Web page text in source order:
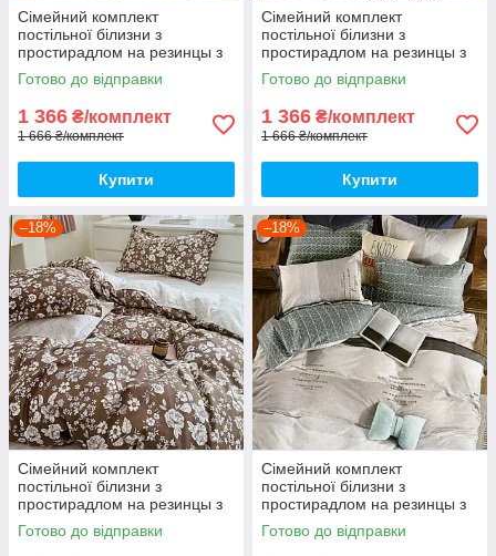
Сімейний комплект
постільної білизни з
простирадлом на резинцы з
фланелі, дві підковдри
Готово до відправки
1 366 ₴/комплект
1 666 ₴/комплект
Купити
Сімейний комплект
постільної білизни з
простирадлом на резинцы з
фланелі, дві підковдри
Готово до відправки
1 366 ₴/комплект
1 666 ₴/комплект
Купити
–18%
Сімейний комплект
постільної білизни з
простирадлом на резинцы з
фланелі, дві підковдри
Готово до відправки
–18%
Сімейний комплект
постільної білизни з
простирадлом на резинцы з
фланелі, дві підковдри
Готово до відправки